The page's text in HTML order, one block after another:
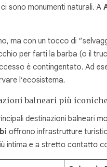
sono monumenti naturali. A
ma con un tocco di
per farti la barba (o il
è contingentato. Ad
l’ecosistema.
balneari più
destinazioni balneari
offrono infrastrutture
intima e a stretto contatto